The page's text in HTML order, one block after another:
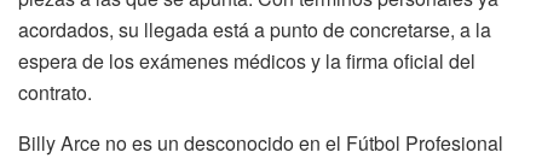
acordados, su llegada está a punto de concretarse, a la
espera de los exámenes médicos y la firma oficial del
contrato.
Billy Arce no es un desconocido en el Fútbol Profesional